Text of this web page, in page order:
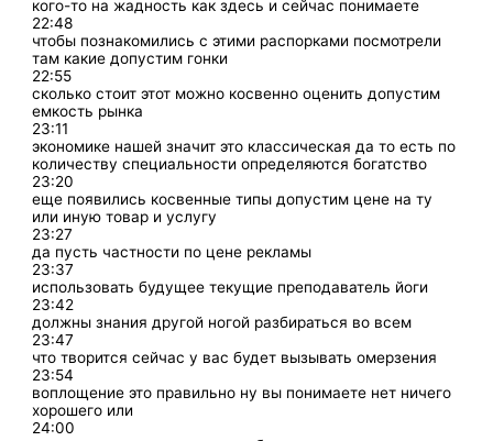
кого-то на жадность как здесь и сейчас понимаете
22:48
чтобы познакомились с этими распорками посмотрели
там какие допустим гонки
22:55
сколько стоит этот можно косвенно оценить допустим
емкость рынка
23:11
экономике нашей значит это классическая да то есть по
количеству специальности определяются богатство
23:20
еще появились косвенные типы допустим цене на ту
или иную товар и услугу
23:27
да пусть частности по цене рекламы
23:37
использовать будущее текущие преподаватель йоги
23:42
должны знания другой ногой разбираться во всем
23:47
что творится сейчас у вас будет вызывать омерзения
23:54
воплощение это правильно ну вы понимаете нет ничего
хорошего или
24:00